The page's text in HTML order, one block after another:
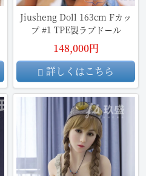
Jiusheng Doll 163cm Fカッ
プ #1 TPE製ラブドール
148,000円
詳しくはこちら